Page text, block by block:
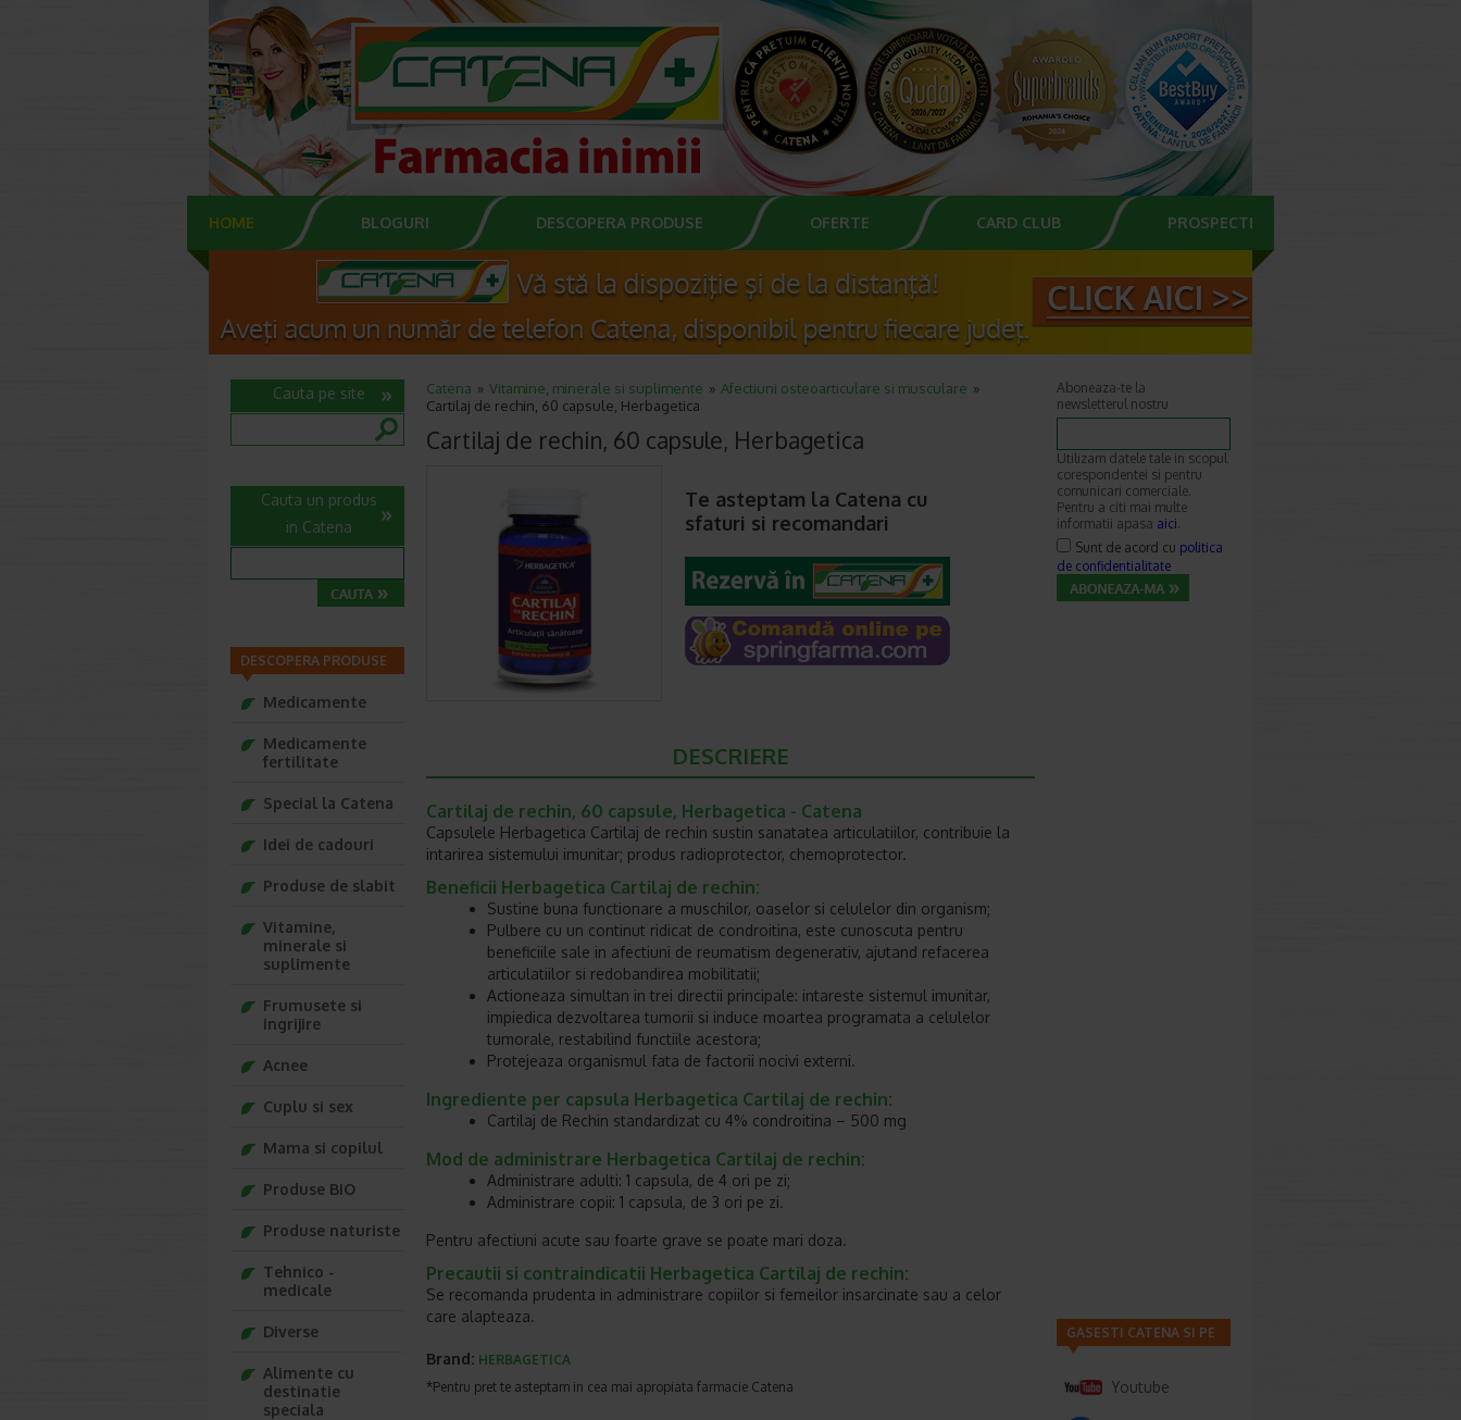
HOME BLOGURI DESCOPERA PRODUSE OFERTE CARD CLUB PROSPECTE
Catena Vitamine, minerale si suplimente
Afectiuni osteoarticulare si musculare
Cartilaj de rechin, 60 capsule, Herbagetica
Cartilaj de rechin, 60 capsule, Herbagetica
Te asteptam la Catena cu
sfaturi si recomandari
DESCRIERE
Cartilaj de rechin, 60 capsule, Herbagetica - Catena
Capsulele Herbagetica Cartilaj de rechin sustin sanatatea articulatiilor, contribuie la
intarirea sistemului imunitar; produs radioprotector, chemoprotector.
Beneficii Herbagetica Cartilaj de rechin:
Sustine buna functionare a muschilor, oaselor si celulelor din organism;
Pulbere cu un continut ridicat de condroitina, este cunoscuta pentru
beneficiile sale in afectiuni de reumatism degenerativ, ajutand refacerea
articulatiilor si redobandirea mobilitatii;
Actioneaza simultan in trei directii principale: intareste sistemul imunitar,
impiedica dezvoltarea tumorii si induce moartea programata a celulelor
tumorale, restabilind functiile acestora;
Protejeaza organismul fata de factorii nocivi externi.
Ingrediente per capsula Herbagetica Cartilaj de rechin:
Cartilaj de Rechin standardizat cu 4% condroitina – 500 mg
Mod de administrare Herbagetica Cartilaj de rechin:
Administrare adulti: 1 capsula, de 4 ori pe zi;
Administrare copii: 1 capsula, de 3 ori pe zi.
Pentru afectiuni acute sau foarte grave se poate mari doza.
Precautii si contraindicatii Herbagetica Cartilaj de rechin:
Se recomanda prudenta in administrare copiilor si femeilor insarcinate sau a celor
care alapteaza.
Brand: HERBAGETICA
*Pentru pret te asteptam in cea mai apropiata farmacie Catena
Cauta pe site
Cauta un produs
in Catena
DESCOPERA PRODUSE
Medicamente
Medicamente
fertilitate
Special la Catena
Idei de cadouri
Produse de slabit
Vitamine,
minerale si
suplimente
Frumusete si
ingrijire
Acnee
Cuplu si sex
Mama si copilul
Produse BIO
Produse naturiste
Tehnico -
medicale
Diverse
Alimente cu
destinatie
speciala
Aboneaza-te la
newsletterul nostru
Utilizam datele tale in scopul
corespondentei si pentru
comunicari comerciale.
Pentru a citi mai multe
informatii apasa aici.
Sunt de acord cu politica
de confidentialitate
GASESTI CATENA SI PE
Youtube